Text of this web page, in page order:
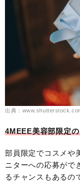
出典：
4MEEE美容部限定
部員限定でコスメや
ニターへの応募がで
るチャンスもあるの